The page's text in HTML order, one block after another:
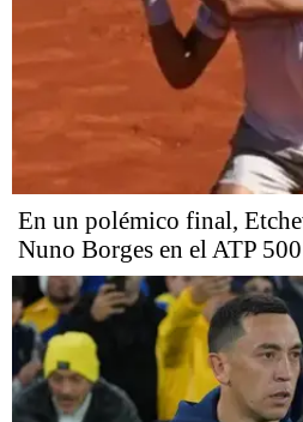
En un polémico final,
Nuno Borges en el ATP